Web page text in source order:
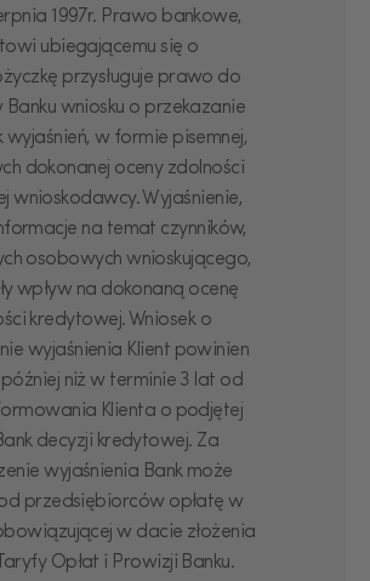
1997r. Prawo bankowe,
ubiegającemu się o
przysługuje prawo do
Banku wniosku o przekazanie
wyjaśnień, w formie pisemnej,
dokonanej oceny zdolności
wnioskodawcy. Wyjaśnienie,
na temat czynników,
osobowych wnioskującego,
wpływ na dokonaną ocenę
kredytowej. Wniosek o
wyjaśnienia Klient powinien
później niż w terminie 3 lat od
Klienta o podjętej
decyzji kredytowej. Za
wyjaśnienia Bank może
przedsiębiorców opłatę w
w dacie złożenia
Opłat i Prowizji Banku.